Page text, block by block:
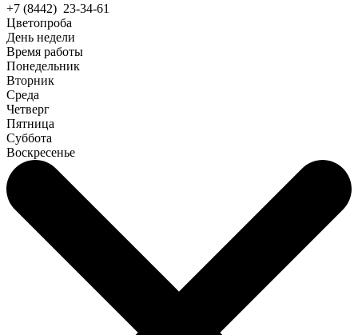
+7 (8442) 23-34-61
Цветопроба
День недели
Время работы
Понедельник
Вторник
Среда
Четверг
Пятница
Суббота
Воскресенье